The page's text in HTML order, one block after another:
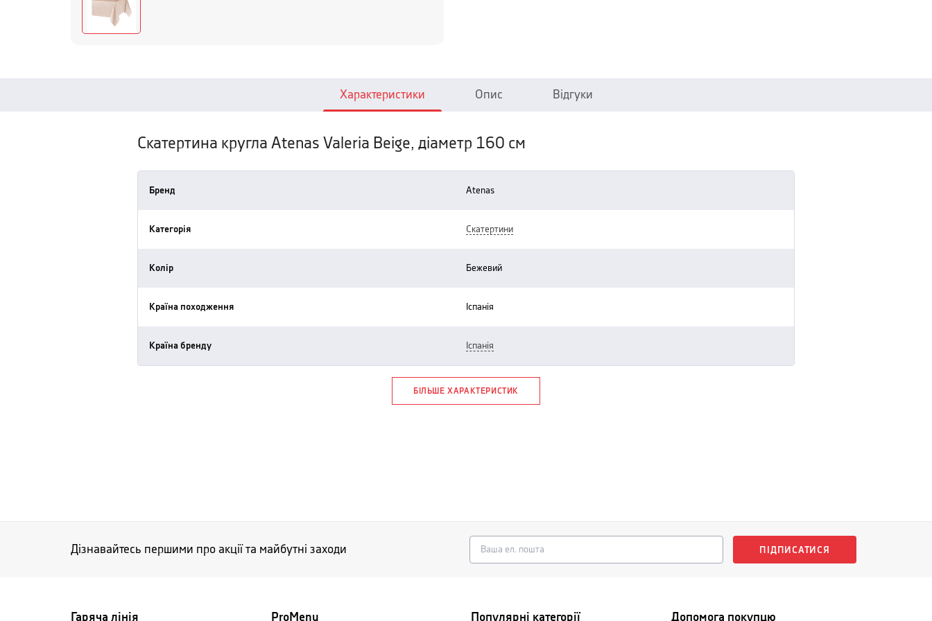
Характеристики Опис Відгуки
Скатертина кругла Atenas Valeria Beige, діаметр 160 см
Бренд atenas
Категорія скатертини
Колір бежевий
Країна походження іспанія
Країна бренду іспанія
БІЛЬШЕ ХАРАКТЕРИСТИК
Дізнавайтесь першими про акції та майбутні заходи ПІДПИСАТИСЯ
Гаряча лінія ProMenu Популярні категорії Допомога покупцю